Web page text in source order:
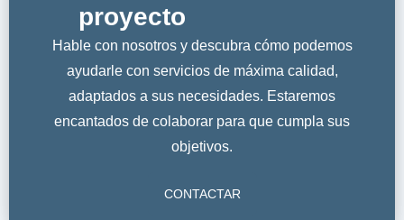
proyecto
Hable con nosotros y descubra cómo podemos
ayudarle con servicios de máxima calidad,
adaptados a sus necesidades. Estaremos
encantados de colaborar para que cumpla sus
objetivos.
CONTACTAR